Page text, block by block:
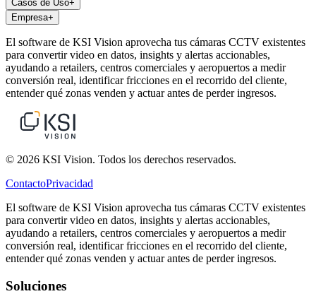
Casos de Uso+
Empresa+
El software de KSI Vision aprovecha tus cámaras CCTV existentes
para convertir video en datos, insights y alertas accionables,
ayudando a retailers, centros comerciales y aeropuertos a medir
conversión real, identificar fricciones en el recorrido del cliente,
entender qué zonas venden y actuar antes de perder ingresos.
© 2026 KSI Vision. Todos los derechos reservados.
ContactoPrivacidad
El software de KSI Vision aprovecha tus cámaras CCTV existentes
para convertir video en datos, insights y alertas accionables,
ayudando a retailers, centros comerciales y aeropuertos a medir
conversión real, identificar fricciones en el recorrido del cliente,
entender qué zonas venden y actuar antes de perder ingresos.
Soluciones